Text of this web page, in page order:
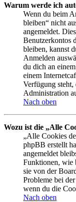
Warum werde ich
Wenn du beim
bleiben“ nicht
angemeldet.
Benutzerkontos
bleiben, kannst
Anmelden
du dich an
einem
Verfügung
Administration
Nach oben
Wozu ist die „Alle
„Alle Cookies
phpBB erstellt
angemeldet
Funktionen, wie
sie von der
Probleme bei
wenn du die
Nach oben